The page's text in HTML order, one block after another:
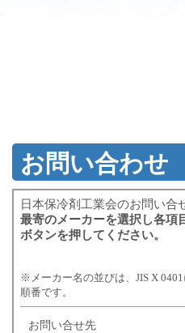
お問い合わせ